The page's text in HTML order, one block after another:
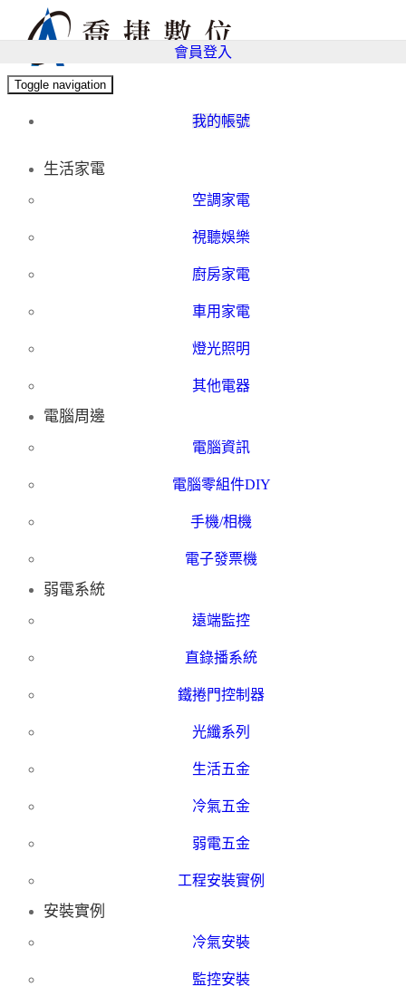
Toggle navigation
我的帳號
會員登入
生活家電
空調家電
視聽娛樂
廚房家電
車用家電
燈光照明
其他電器
電腦周邊
電腦資訊
電腦零組件DIY
手機/相機
電子發票機
弱電系統
遠端監控
直錄播系統
鐵捲門控制器
光纖系列
生活五金
冷氣五金
弱電五金
工程安裝實例
安裝實例
冷氣安裝
監控安裝